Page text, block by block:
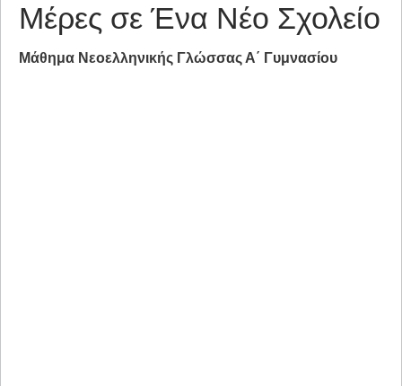
Μέρες σε Ένα Νέο Σχολείο
Μάθημα Νεοελληνικής Γλώσσας Α΄ Γυμνασίου